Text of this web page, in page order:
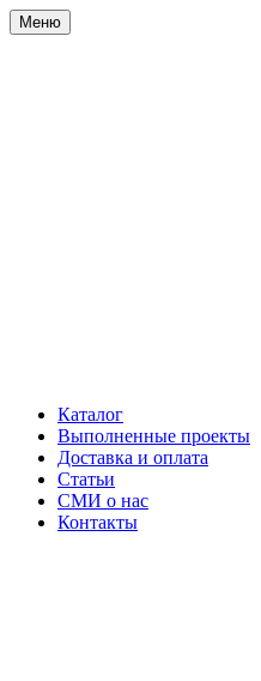
Меню
Каталог
Выполненные проекты
Доставка и оплата
Статьи
СМИ о нас
Контакты